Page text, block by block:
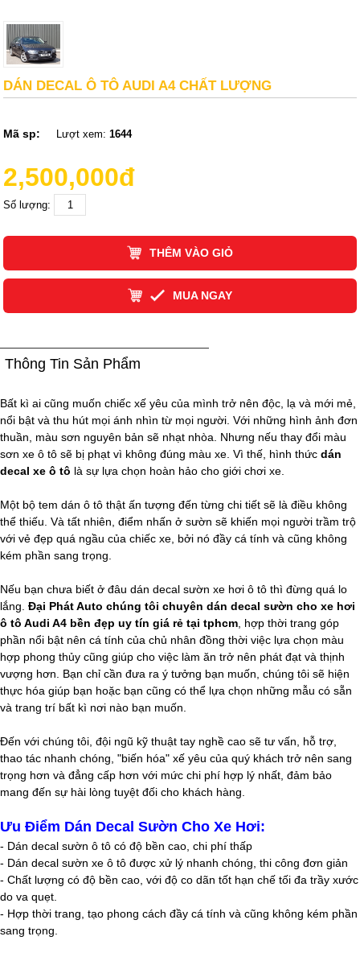
DÁN DECAL Ô TÔ AUDI A4 CHẤT LƯỢNG
Mã sp: Lượt xem:1644
2,500,000đ
Số lượng:
THÊM VÀO GIỎ
MUA NGAY
Thông Tin Sản Phẩm
Bất kì ai cũng muốn chiếc xế yêu của mình trở nên độc, lạ và mới mẻ,
nổi bật và thu hút mọi ánh nhìn từ mọi người. Với những hình ảnh đơn
thuần, màu sơn nguyên bản sẽ nhạt nhòa. Nhưng nếu thay đổi màu
sơn xe ô tô sẽ bị phạt vì không đúng màu xe. Vì thế, hình thức dán
decal xe ô tô là sự lựa chọn hoàn hảo cho giới chơi xe.
Một bộ tem dán ô tô thật ấn tượng đến từng chi tiết sẽ là điều không
thể thiếu. Và tất nhiên, điểm nhấn ở sườn sẽ khiến mọi người trầm trộ
với vẻ đẹp quá ngầu của chiếc xe, bởi nó đầy cá tính và cũng không
kém phần sang trọng.
Nếu bạn chưa biết ở đâu dán decal sườn xe hơi ô tô thì đừng quá lo
lắng. Đại Phát Auto chúng tôi chuyên dán decal sườn cho xe hơi
ô tô Audi A4 bền đẹp uy tín giá rẻ tại tphcm, hợp thời trang góp
phần nổi bật nên cá tính của chủ nhân đồng thời việc lựa chọn màu
hợp phong thủy cũng giúp cho việc làm ăn trở nên phát đạt và thịnh
vượng hơn. Bạn chỉ cần đưa ra ý tưởng bạn muốn, chúng tôi sẽ hiện
thực hóa giúp bạn hoặc bạn cũng có thể lựa chọn những mẫu có sẵn
và trang trí bất kì nơi nào bạn muốn.
Đến với chúng tôi, đội ngũ kỹ thuật tay nghề cao sẽ tư vấn, hỗ trợ,
thao tác nhanh chóng, "biến hóa" xế yêu của quý khách trở nên sang
trọng hơn và đẳng cấp hơn với mức chi phí hợp lý nhất, đảm bảo
mang đến sự hài lòng tuyệt đối cho khách hàng.
Ưu Điểm Dán Decal Sườn Cho Xe Hơi:
- Dán decal sườn ô tô có độ bền cao, chi phí thấp
- Dán decal sườn xe ô tô được xử lý nhanh chóng, thi công đơn giản
- Chất lượng có độ bền cao, với độ co dãn tốt hạn chế tối đa trầy xước
do va quẹt.
- Hợp thời trang, tạo phong cách đầy cá tính và cũng không kém phần
sang trọng.